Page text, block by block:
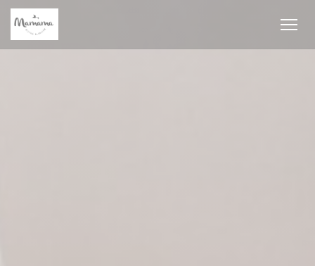
Cookies beheer paneel